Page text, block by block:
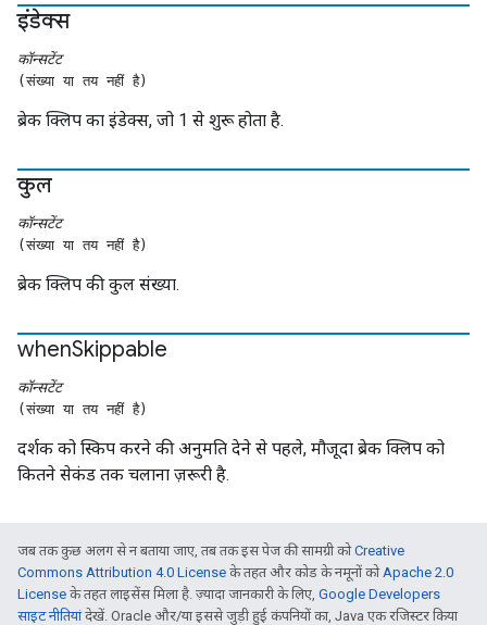
इंडेक्स
कॉन्सटेंट
(संख्या या तय नहीं है)
ब्रेक क्लिप का इंडेक्स, जो 1 से शुरू होता है.
कुल
कॉन्सटेंट
(संख्या या तय नहीं है)
ब्रेक क्लिप की कुल संख्या.
whenSkippable
कॉन्सटेंट
(संख्या या तय नहीं है)
दर्शक को स्किप करने की अनुमति देने से पहले, मौजूदा ब्रेक क्लिप को
कितने सेकंड तक चलाना ज़रूरी है.
जब तक कुछ अलग से न बताया जाए, तब तक इस पेज की सामग्री कोCreative
Commons Attribution 4.0 License के तहत और कोड के नमूनों कोApache 2.0
License के तहत लाइसेंस मिला है. ज़्यादा जानकारी के लिए, Google Developers
साइट नीतियांदेखें. Oracle और/या इससे जुड़ी हुई कंपनियों का, Java एक रजिस्टर किया